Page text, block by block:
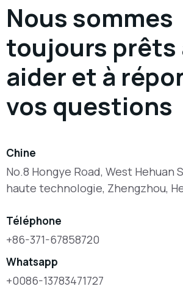
Nous sommes
toujours prêts
aider et à
vos questions
Chine
No.8 Hongye Road, West Hehuan
haute technologie, Zhengzhou,
Téléphone
+86-371-67858720
Whatsapp
+0086-13783471727